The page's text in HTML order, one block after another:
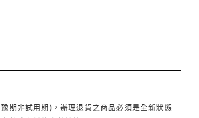
期非試用期)，辦理退貨之商品必須是全新狀態